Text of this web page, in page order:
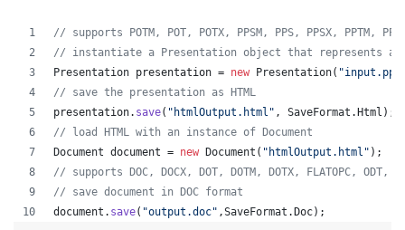
// supports POTM, POT, POTX, PPSM, PPS, PPSX, PPTM,
// instantiate a Presentation object that represents a
Presentation presentation = new Presentation(
// save the presentation as HTML
presentation. save( "htmlOutput.html" , SaveFormat . Html );
// load HTML with an instance of Document
Document document = new Document ( "htmlOutput.html" );
// supports DOC, DOCX, DOT, DOTM, DOTX, FLATOPC,
// save document in DOC format
document . save( "output.doc" ,SaveFormat . Doc);